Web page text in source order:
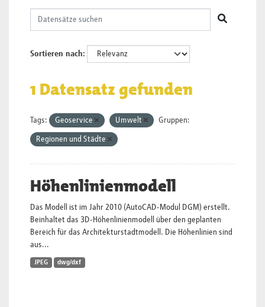
Sortieren nach
1 Datensatz gefunden
Tags: Geoservice Umwelt Gruppen:
Regionen und Städte
Höhenlinienmodell
Das Modell ist im Jahr 2010 (AutoCAD-Modul DGM) erstellt.
Beinhaltet das 3D-Höhenlinienmodell über den geplanten
Bereich für das Architekturstadtmodell. Die Höhenlinien sind
aus...
JPEG dwg/dxf